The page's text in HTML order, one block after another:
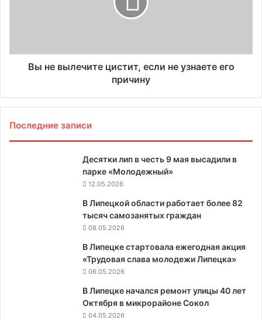
Вы не вылечите цистит, если не узнаете его
причину
Последние записи
Десятки лип в честь 9 мая высадили в
парке «Молодежный»
12.05.2026
В Липецкой области работает более 82
тысяч самозанятых граждан
08.05.2026
В Липецке стартовала ежегодная акция
«Трудовая слава молодежи Липецка»
06.05.2026
В Липецке начался ремонт улицы 40 лет
Октября в микрорайоне Сокол
04.05.2026